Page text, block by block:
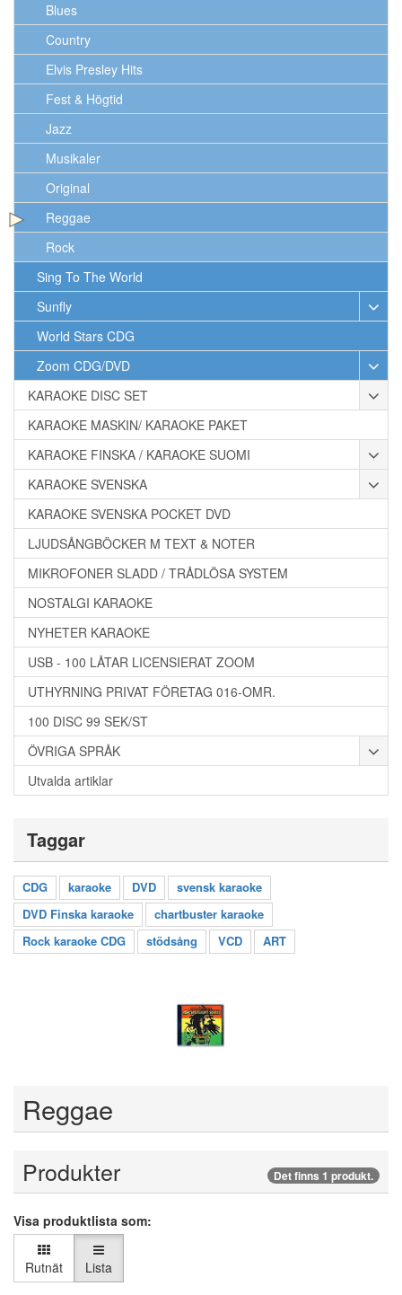
Blues
Country
Elvis Presley Hits
Fest & Högtid
Jazz
Musikaler
Original
Reggae
Rock
Sing To The World
Sunfly
World Stars CDG
Zoom CDG/DVD
KARAOKE DISC SET
KARAOKE MASKIN/ KARAOKE PAKET
KARAOKE FINSKA / KARAOKE SUOMI
KARAOKE SVENSKA
KARAOKE SVENSKA POCKET DVD
LJUDSÅNGBÖCKER M TEXT & NOTER
MIKROFONER SLADD / TRÅDLÖSA SYSTEM
NOSTALGI KARAOKE
NYHETER KARAOKE
USB - 100 LÅTAR LICENSIERAT ZOOM
UTHYRNING PRIVAT FÖRETAG 016-OMR.
100 DISC 99 SEK/ST
ÖVRIGA SPRÅK
Utvalda artiklar
Taggar
CDG karaoke DVD
svensk karaoke
DVD Finska karaoke
chartbuster karaoke
Rock karaoke CDG
stödsång VCD ART
Reggae
Produkter Det finns 1 produkt.
Visa produktlista som:
Rutnät Lista